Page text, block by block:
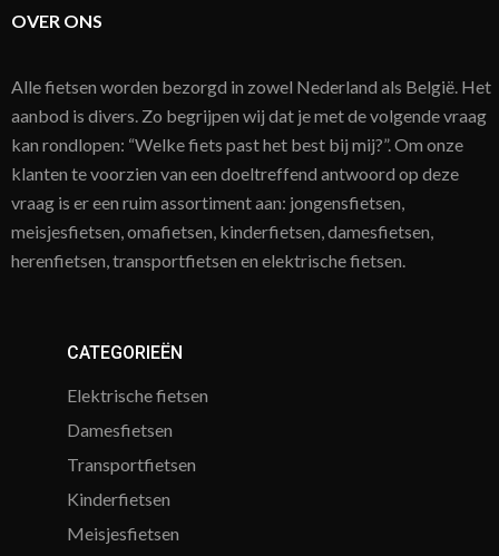
OVER ONS
Alle fietsen worden bezorgd in zowel Nederland als België. Het
aanbod is divers. Zo begrijpen wij dat je met de volgende vraag
kan rondlopen: “Welke fiets past het best bij mij?”. Om onze
klanten te voorzien van een doeltreffend antwoord op deze
vraag is er een ruim assortiment aan: jongensfietsen,
meisjesfietsen, omafietsen, kinderfietsen, damesfietsen,
herenfietsen, transportfietsen en elektrische fietsen.
CATEGORIEËN
Elektrische fietsen
Damesfietsen
Transportfietsen
Kinderfietsen
Meisjesfietsen